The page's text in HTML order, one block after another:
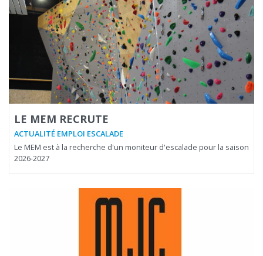
LE MEM RECRUTE
ACTUALITÉ EMPLOI ESCALADE
Le MEM est à la recherche d'un moniteur d'escalade pour la saison
2026-2027